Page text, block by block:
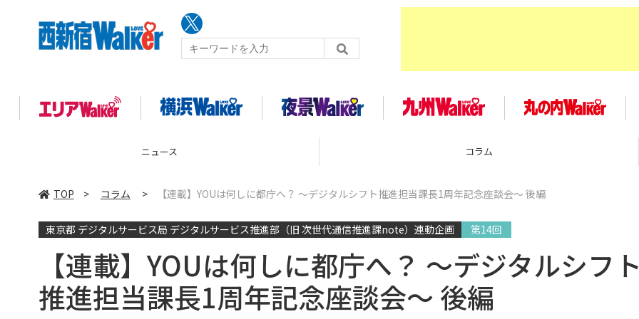
ニュース コラム
TOP > コラム > 【連載】YOUは何しに都庁へ？ 〜デジタルシフト推進担当課長1周年記念座談会〜 後編
東京都 デジタルサービス局 デジタルサービス推進部（旧 次世代通信推進課note）連動企画 第14回
【連載】YOUは何しに都庁へ？ 〜デジタルシフ
推進担当課長1周年記念座談会〜 後編